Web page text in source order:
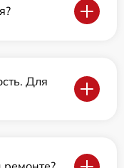
Для